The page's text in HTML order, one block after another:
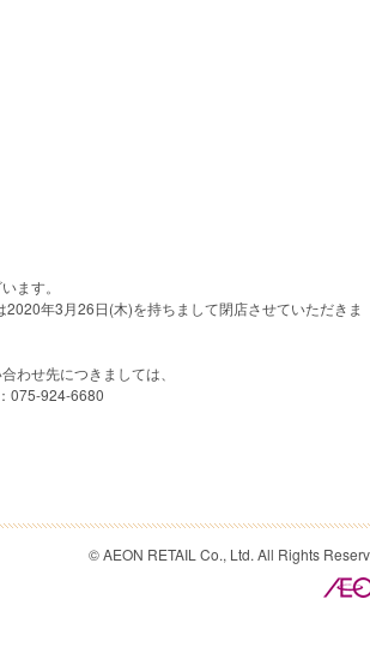
ます。
年3月26日(木)を持ちまして閉店させていただきま
わせ先につきましては、
075-924-6680
© AEON RETAIL Co., Ltd. All Rights